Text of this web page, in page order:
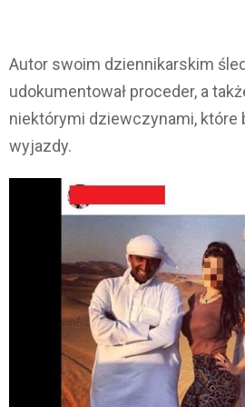
Autor swoim dziennikarskim
udokumentował proceder, a
niektórymi dziewczynami, które
wyjazdy.